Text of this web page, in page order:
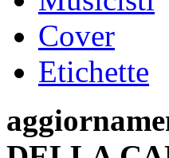
Cover
Etichette